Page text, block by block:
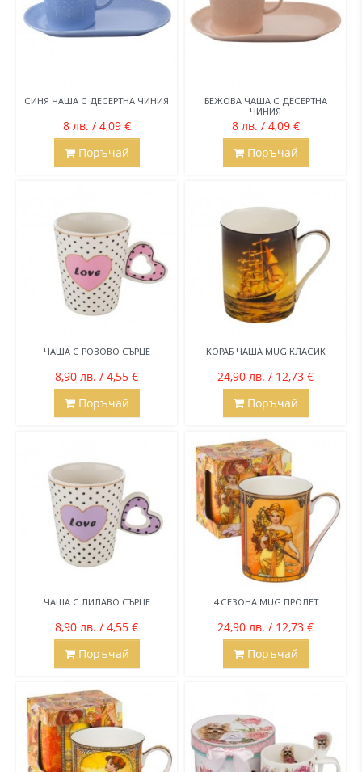
СИНЯ ЧАША С ДЕСЕРТНА ЧИНИЯ
8 лв. / 4,09 €
Поръчай
БЕЖОВА ЧАША С ДЕСЕРТНА
ЧИНИЯ
8 лв. / 4,09 €
Поръчай
ЧАША С РОЗОВО СЪРЦЕ
8,90 лв. / 4,55 €
Поръчай
КОРАБ ЧАША MUG КЛАСИК
24,90 лв. / 12,73 €
Поръчай
ЧАША С ЛИЛАВО СЪРЦЕ
8,90 лв. / 4,55 €
Поръчай
4 СЕЗОНА MUG ПРОЛЕТ
24,90 лв. / 12,73 €
Поръчай